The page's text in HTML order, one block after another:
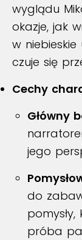
wyglądu
okazje, jak
w
czuje się
Cechy
Główny
jego
do
próba